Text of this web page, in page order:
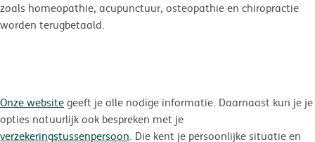
zoals homeopathie, acupunctuur, osteopathie en chiropractie
worden terugbetaald.
Onze websitegeeft je alle nodige informatie. Daarnaast kun je je
opties natuurlijk ook bespreken met je
verzekeringstussenpersoon. Die kent je persoonlijke situatie en